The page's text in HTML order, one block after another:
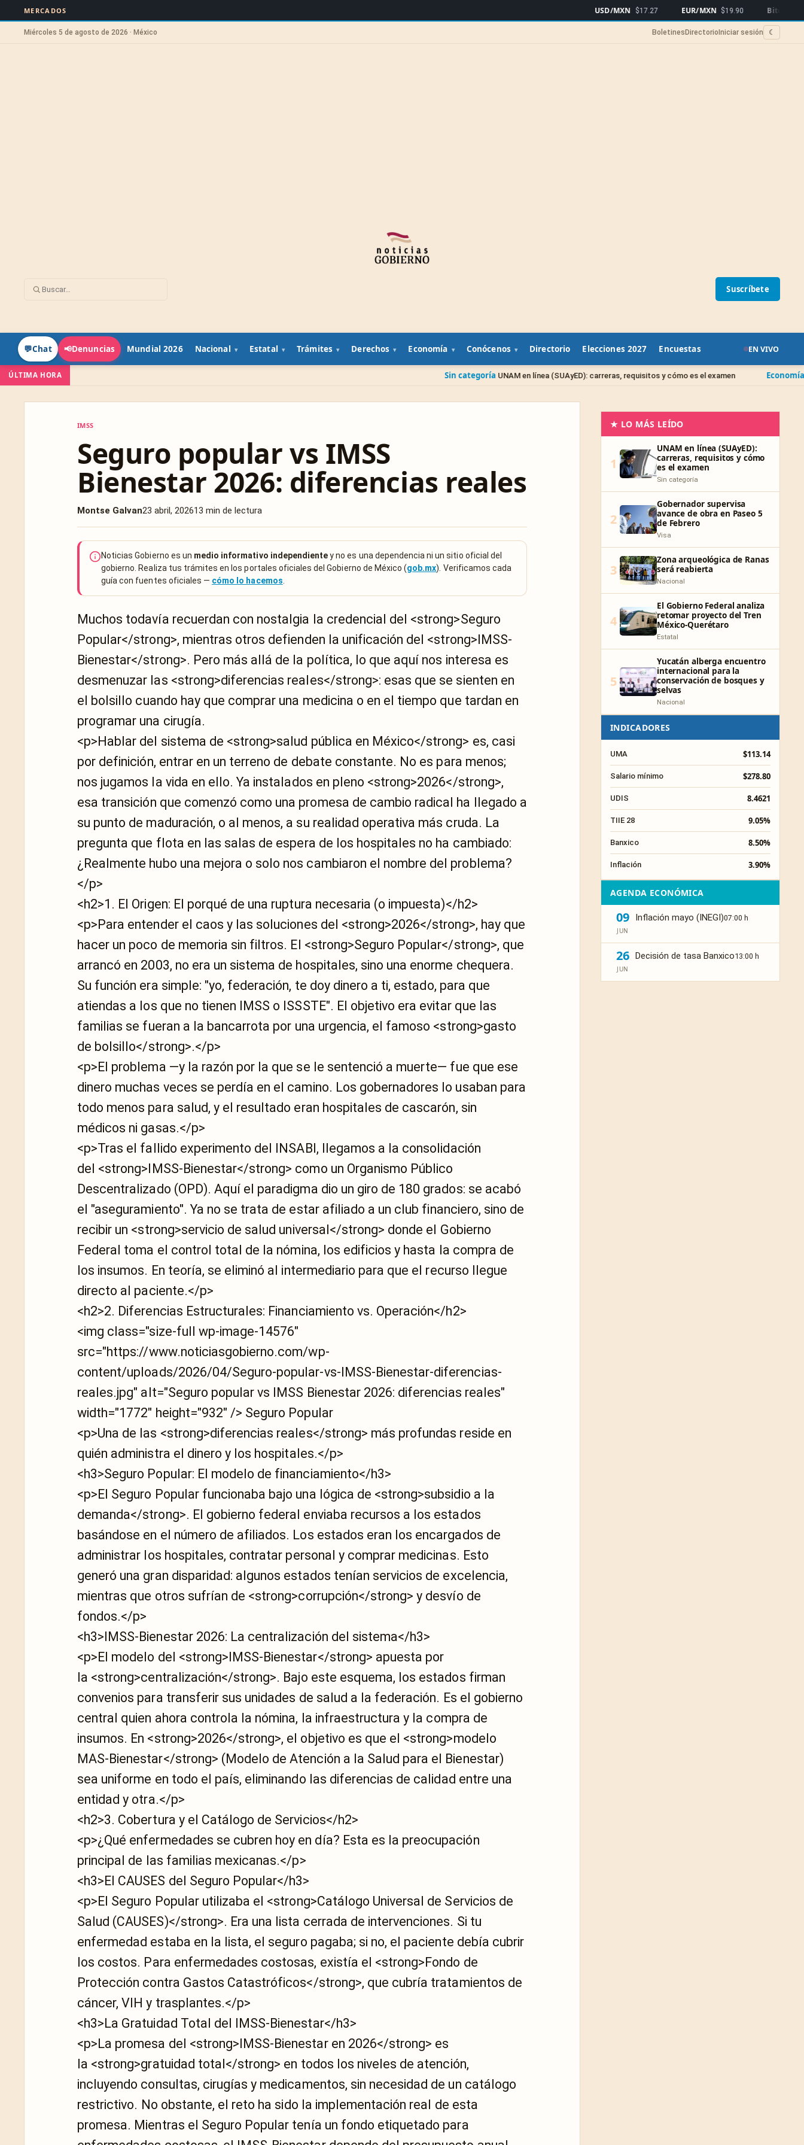
MERCADOS USD/MXN $17.27 EUR/MXN $19.90 Bitcoin $64,549
Miércoles 5 de agosto de 2026 · México Boletines Directorio Iniciar sesión ☾
Suscríbete
💬Chat 📢Denuncias Mundial 2026 Nacional Estatal Trámites Derechos Economía Conócenos Directorio Elecciones 2027 Encuestas EN VIVO
ÚLTIMA HORA UNAM en línea (SUAyED): carreras, requisitos y cómo es el examen Economía FOVISSSTE
IMSS
Seguro popular vs IMSS
Bienestar 2026: diferencias reales
Montse Galvan23 abril, 202613 min de lectura
Noticias Gobierno es un medio informativo independientey no es una dependencia ni un sitio oficial del
gobierno. Realiza tus trámites en los portales oficiales del Gobierno de México (gob.mx). Verificamos cada
guía con fuentes oficiales — cómo lo hacemos
Muchos todavía recuerdan con nostalgia la credencial del <strong>Seguro
Popular</strong>, mientras otros defienden la unificación del <strong>IMSS-
Bienestar</strong>. Pero más allá de la política, lo que aquí nos interesa es
desmenuzar las <strong>diferencias reales</strong>: esas que se sienten en
el bolsillo cuando hay que comprar una medicina o en el tiempo que tardan en
programar una cirugía.
<p>Hablar del sistema de <strong>salud pública en México</strong> es, casi
por definición, entrar en un terreno de debate constante. No es para menos;
nos jugamos la vida en ello. Ya instalados en pleno <strong>2026</strong>,
esa transición que comenzó como una promesa de cambio radical ha llegado a
su punto de maduración, o al menos, a su realidad operativa más cruda. La
pregunta que flota en las salas de espera de los hospitales no ha cambiado:
¿Realmente hubo una mejora o solo nos cambiaron el nombre del problema?
</p>
<h2>1. El Origen: El porqué de una ruptura necesaria (o impuesta)</h2>
<p>Para entender el caos y las soluciones del <strong>2026</strong>, hay que
hacer un poco de memoria sin filtros. El <strong>Seguro Popular</strong>, que
arrancó en 2003, no era un sistema de hospitales, sino una enorme chequera.
Su función era simple: "yo, federación, te doy dinero a ti, estado, para que
atiendas a los que no tienen IMSS o ISSSTE". El objetivo era evitar que las
familias se fueran a la bancarrota por una urgencia, el famoso <strong>gasto
de bolsillo</strong>.</p>
<p>El problema —y la razón por la que se le sentenció a muerte— fue que ese
dinero muchas veces se perdía en el camino. Los gobernadores lo usaban para
todo menos para salud, y el resultado eran hospitales de cascarón, sin
médicos ni gasas.</p>
<p>Tras el fallido experimento del INSABI, llegamos a la consolidación
del <strong>IMSS-Bienestar</strong> como un Organismo Público
Descentralizado (OPD). Aquí el paradigma dio un giro de 180 grados: se acabó
el "aseguramiento". Ya no se trata de estar afiliado a un club financiero, sino de
recibir un <strong>servicio de salud universal</strong> donde el Gobierno
Federal toma el control total de la nómina, los edificios y hasta la compra de
los insumos. En teoría, se eliminó al intermediario para que el recurso llegue
directo al paciente.</p>
<h2>2. Diferencias Estructurales: Financiamiento vs. Operación</h2>
<img class="size-full wp-image-14576"
src="https://www.noticiasgobierno.com/wp-
content/uploads/2026/04/Seguro-popular-vs-IMSS-Bienestar-diferencias-
reales.jpg" alt="Seguro popular vs IMSS Bienestar 2026: diferencias reales"
width="1772" height="932" /> Seguro Popular
<p>Una de las <strong>diferencias reales</strong> más profundas reside en
quién administra el dinero y los hospitales.</p>
<h3>Seguro Popular: El modelo de financiamiento</h3>
<p>El Seguro Popular funcionaba bajo una lógica de <strong>subsidio a la
demanda</strong>. El gobierno federal enviaba recursos a los estados
basándose en el número de afiliados. Los estados eran los encargados de
administrar los hospitales, contratar personal y comprar medicinas. Esto
generó una gran disparidad: algunos estados tenían servicios de excelencia,
mientras que otros sufrían de <strong>corrupción</strong> y desvío de
fondos.</p>
<h3>IMSS-Bienestar 2026: La centralización del sistema</h3>
<p>El modelo del <strong>IMSS-Bienestar</strong> apuesta por
la <strong>centralización</strong>. Bajo este esquema, los estados firman
convenios para transferir sus unidades de salud a la federación. Es el gobierno
central quien ahora controla la nómina, la infraestructura y la compra de
insumos. En <strong>2026</strong>, el objetivo es que el <strong>modelo
MAS-Bienestar</strong> (Modelo de Atención a la Salud para el Bienestar)
sea uniforme en todo el país, eliminando las diferencias de calidad entre una
entidad y otra.</p>
<h2>3. Cobertura y el Catálogo de Servicios</h2>
<p>¿Qué enfermedades se cubren hoy en día? Esta es la preocupación
principal de las familias mexicanas.</p>
<h3>El CAUSES del Seguro Popular</h3>
<p>El Seguro Popular utilizaba el <strong>Catálogo Universal de Servicios de
Salud (CAUSES)</strong>. Era una lista cerrada de intervenciones. Si tu
enfermedad estaba en la lista, el seguro pagaba; si no, el paciente debía cubrir
los costos. Para enfermedades costosas, existía el <strong>Fondo de
Protección contra Gastos Catastróficos</strong>, que cubría tratamientos de
cáncer, VIH y trasplantes.</p>
<h3>La Gratuidad Total del IMSS-Bienestar</h3>
<p>La promesa del <strong>IMSS-Bienestar en 2026</strong> es
la <strong>gratuidad total</strong> en todos los niveles de atención,
incluyendo consultas, cirugías y medicamentos, sin necesidad de un catálogo
restrictivo. No obstante, el reto ha sido la implementación real de esta
promesa. Mientras el Seguro Popular tenía un fondo etiquetado para
★ LO MÁS LEÍDO
1
UNAM en línea (SUAyED):
carreras, requisitos y cómo
es el examen
Sin categoría
2
Gobernador supervisa
avance de obra en Paseo 5
de Febrero
Visa
3
Zona arqueológica de Ranas
será reabierta
Nacional
4
El Gobierno Federal analiza
retomar proyecto del Tren
México-Querétaro
Estatal
5
Yucatán alberga encuentro
internacional para la
conservación de bosques y
selvas
Nacional
INDICADORES
UMA $113.14
Salario mínimo $278.80
UDIS 8.4621
TIIE 28 9.05%
Banxico 8.50%
Inflación 3.90%
AGENDA ECONÓMICA
09
JUN
Inflación mayo (INEGI)07:00 h
26
JUN
Decisión de tasa Banxico13:00 h